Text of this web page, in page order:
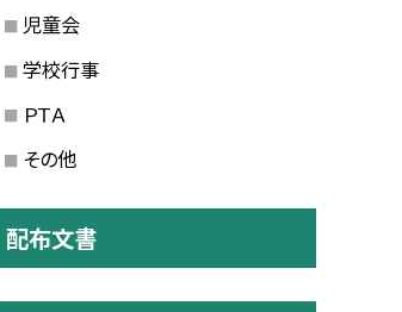
児童会
学校行事
ＰＴＡ
その他
配布文書